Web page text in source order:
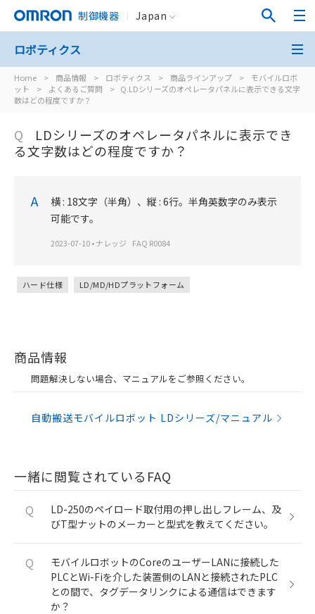
制御機器 Japan
Home > 商品情報 > ロボティクス > 商品ラインアップ >
モバイルロボ
ット
> よくあるご質問 > Q.LDシリーズのオペレータパネルに表示できる文字
数はどの程度ですか？
ロボティクス
Q
LDシリーズのオペレータパネルに表示でき
る文字数はどの程度ですか？
A
横 : 18文字（半角）、縦 : 6行。半角英数字のみ表示
可能です。
2023-07-10•ナレッジ FAQ R0084
ハード仕様 LD/MD/HDプラットフォーム
商品情報
問題解決しない場合、マニュアルをご参照ください。
自動搬送モバイルロボット LDシリーズ/マニュアル
一緒に閲覧されているFAQ
Q
LD-250のペイロード取付用の押し出しフレーム、及
びT型ナットのメーカーと型式を教えてください。
Q
モバイルロボットのCoreのユーザーLANに接続した
PLCとWi-Fiを介した装置側のLANと接続されたPLC
との間で、タグデータリンクによる通信はできます
か？